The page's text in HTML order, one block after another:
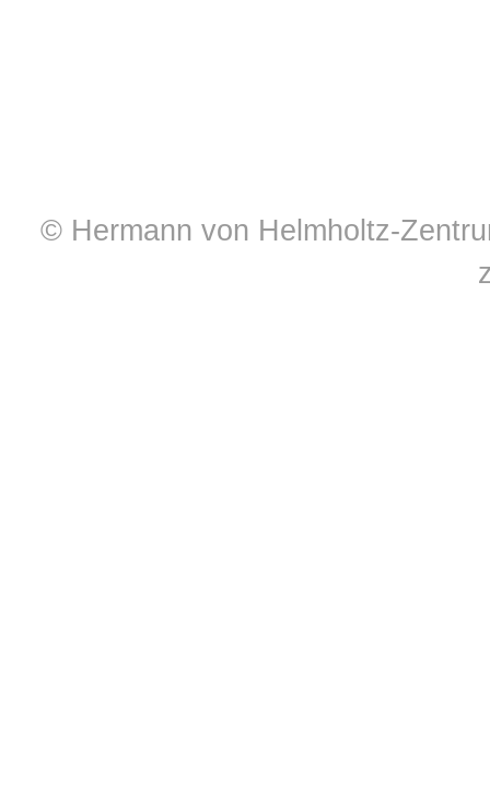
© Hermann von Helmholtz-